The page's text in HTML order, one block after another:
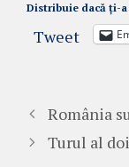
Distribuie dacă ți-
Tweet
România
Turul al